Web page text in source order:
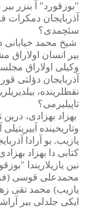
"بوزقورد" آ بنزر
آذربایجان دمکرات
سئچمدی؟
شیخ محمد خیابانی
بیر انسان اولاراق
وکیلی اولاراق
آذربایجان دؤلتی
نقطلرینده،
تاپیلیرمی؟
بهزاد بهزادی،
وتاریخینده
یازیب. بو آرادا
کتابی دا بهزاد
نین یازیلاریندا
محمدعلی قوسی
یازیب) محمد تقی
ایکی جلدلی بیر